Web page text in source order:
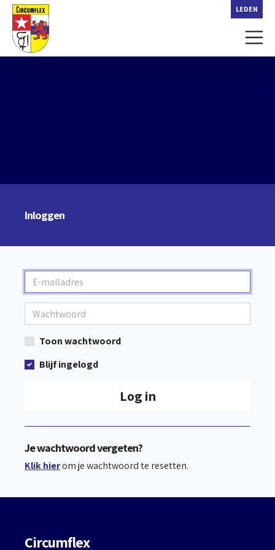
LEDEN
Inloggen
Toon wachtwoord
Blijf ingelogd
Log in
Je wachtwoord vergeten?
Klik hierom je wachtwoord te resetten.
Circumflex